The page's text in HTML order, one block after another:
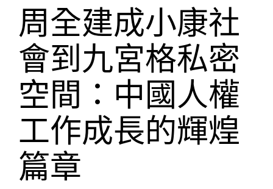
周全建成小康社
會到九宮格私密
空間：中國人權
工作成長的輝煌
篇章